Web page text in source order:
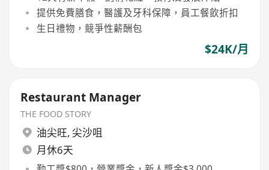
提供免費膳食，醫護及牙科保障，員工餐飲折扣
生日禮物，競爭性薪酬包
$24K/月
Restaurant Manager
THE FOOD STORY
油尖旺, 尖沙咀
月休6天